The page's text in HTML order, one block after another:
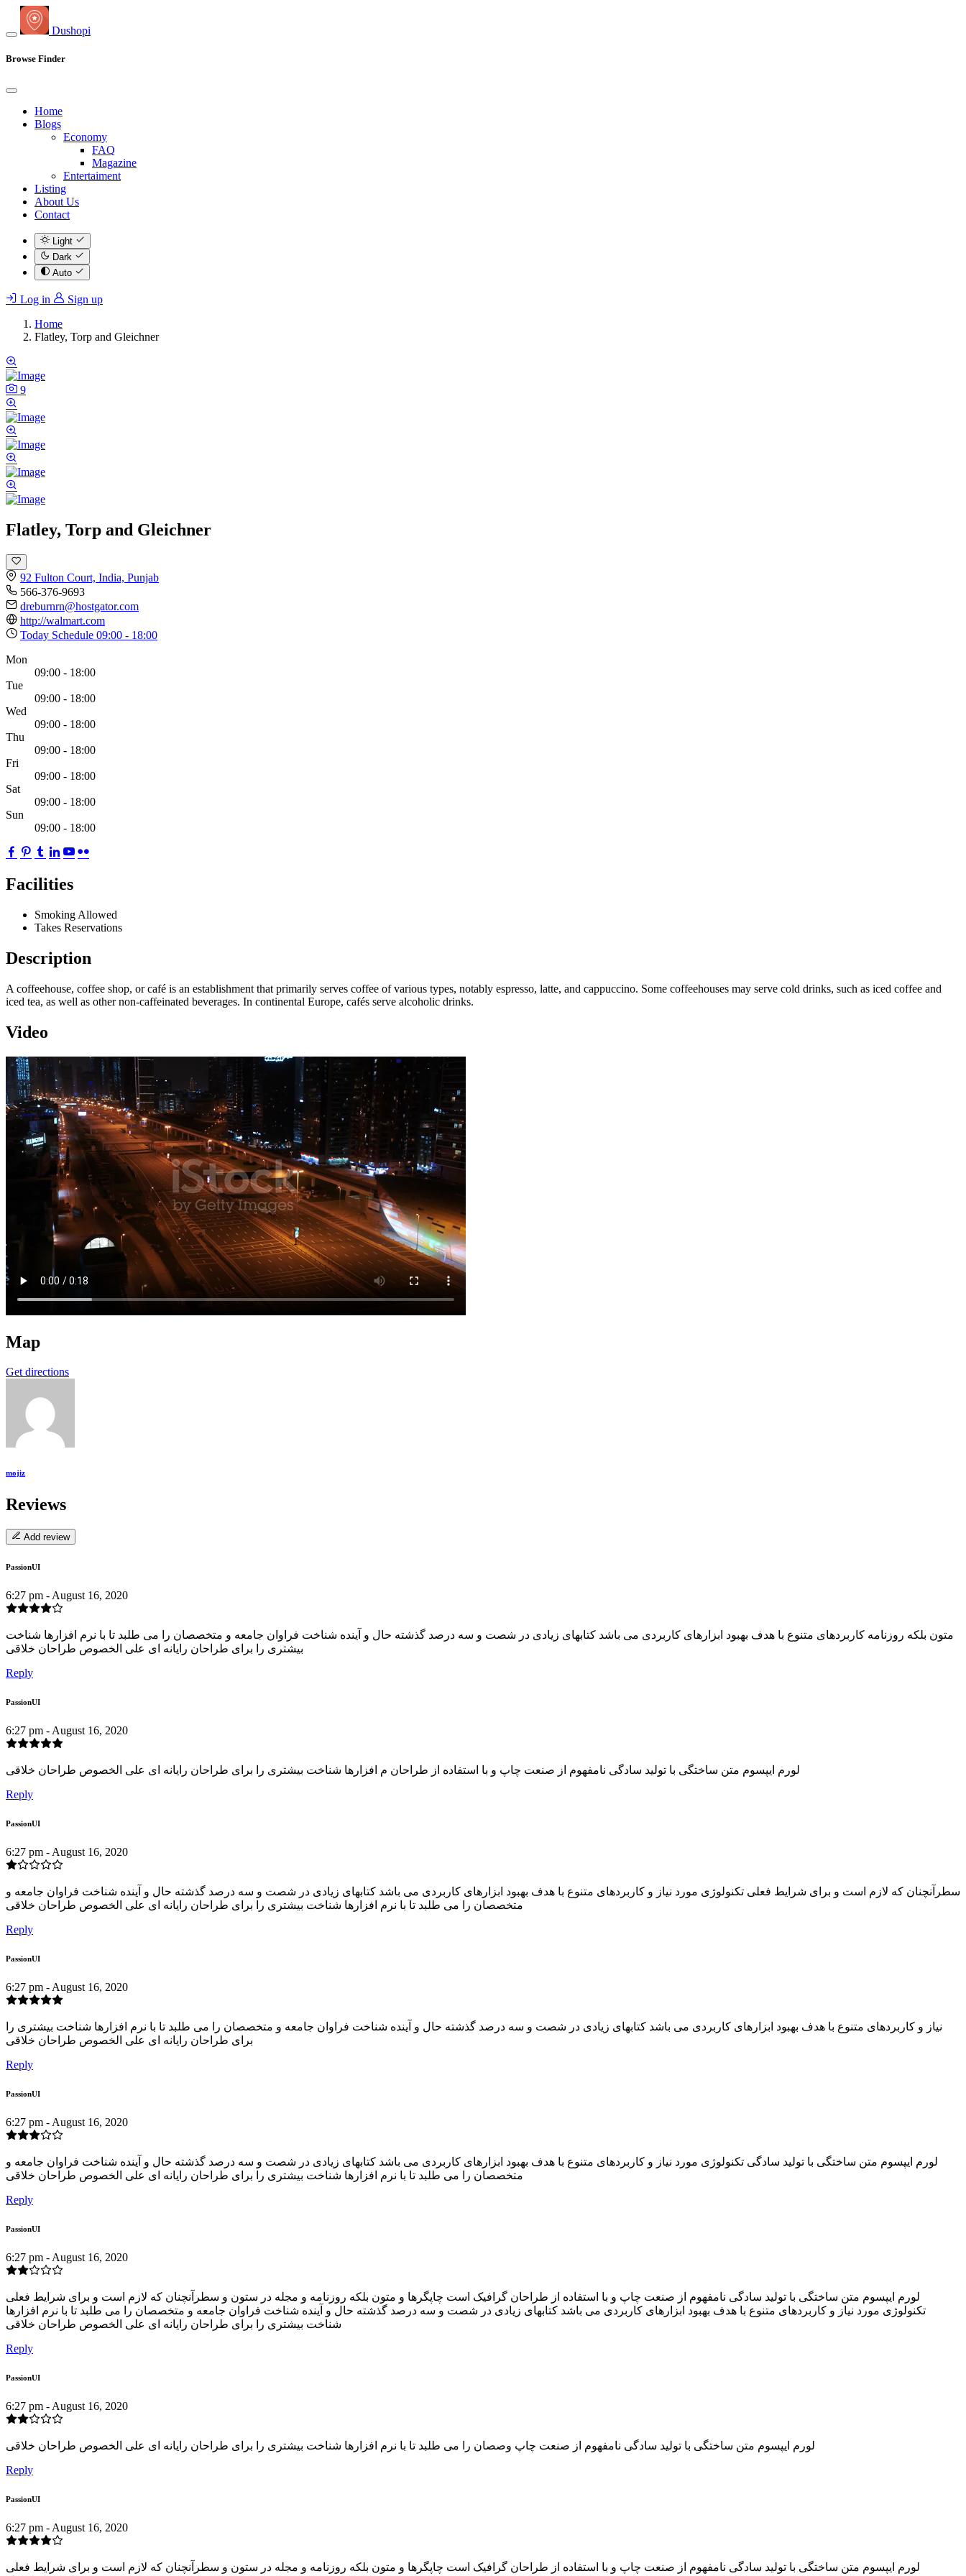
Dushopi
Browse Finder
Home
Blogs
Economy
FAQ
Magazine
Entertaiment
Listing
About Us
Contact
Light
Dark
Auto
Log in
Sign up
Home
Flatley, Torp and Gleichner
9
Flatley, Torp and Gleichner
92 Fulton Court, India, Punjab
566-376-9693
dreburnrn@hostgator.com
http://walmart.com
Today Schedule 09:00 - 18:00
Mon
09:00 - 18:00
Tue
09:00 - 18:00
Wed
09:00 - 18:00
Thu
09:00 - 18:00
Fri
09:00 - 18:00
Sat
09:00 - 18:00
Sun
09:00 - 18:00
Facilities
Smoking Allowed
Takes Reservations
Description
A coffeehouse, coffee shop, or café is an establishment that primarily serves coffee of various types, notably espresso, latte, and cappuccino. Some coffeehouses may serve cold drinks, such as iced coffee and
iced tea, as well as other non-caffeinated beverages. In continental Europe, cafés serve alcoholic drinks.
Video
Map
Get directions
mojiz
Reviews
Add review
PassionUI
6:27 pm - August 16, 2020
متون بلکه روزنامه کاربردهای متنوع با هدف بهبود ابزارهای کاربردی می باشد کتابهای زیادی در شصت و سه درصد گذشته حال و آینده شناخت فراوان جامعه و متخصصان را می طلبد تا با نرم افزارها شناخت
بیشتری را برای طراحان رایانه ای علی الخصوص طراحان خلاقی
Reply
PassionUI
6:27 pm - August 16, 2020
لورم ایپسوم متن ساختگی با تولید سادگی نامفهوم از صنعت چاپ و با استفاده از طراحان م افزارها شناخت بیشتری را برای طراحان رایانه ای علی الخصوص طراحان خلاقی
Reply
PassionUI
6:27 pm - August 16, 2020
سطرآنچنان که لازم است و برای شرایط فعلی تکنولوژی مورد نیاز و کاربردهای متنوع با هدف بهبود ابزارهای کاربردی می باشد کتابهای زیادی در شصت و سه درصد گذشته حال و آینده شناخت فراوان جامعه و
متخصصان را می طلبد تا با نرم افزارها شناخت بیشتری را برای طراحان رایانه ای علی الخصوص طراحان خلاقی
Reply
PassionUI
6:27 pm - August 16, 2020
نیاز و کاربردهای متنوع با هدف بهبود ابزارهای کاربردی می باشد کتابهای زیادی در شصت و سه درصد گذشته حال و آینده شناخت فراوان جامعه و متخصصان را می طلبد تا با نرم افزارها شناخت بیشتری را
برای طراحان رایانه ای علی الخصوص طراحان خلاقی
Reply
PassionUI
6:27 pm - August 16, 2020
لورم ایپسوم متن ساختگی با تولید سادگی تکنولوژی مورد نیاز و کاربردهای متنوع با هدف بهبود ابزارهای کاربردی می باشد کتابهای زیادی در شصت و سه درصد گذشته حال و آینده شناخت فراوان جامعه و
متخصصان را می طلبد تا با نرم افزارها شناخت بیشتری را برای طراحان رایانه ای علی الخصوص طراحان خلاقی
Reply
PassionUI
6:27 pm - August 16, 2020
لورم ایپسوم متن ساختگی با تولید سادگی نامفهوم از صنعت چاپ و با استفاده از طراحان گرافیک است چاپگرها و متون بلکه روزنامه و مجله در ستون و سطرآنچنان که لازم است و برای شرایط فعلی
تکنولوژی مورد نیاز و کاربردهای متنوع با هدف بهبود ابزارهای کاربردی می باشد کتابهای زیادی در شصت و سه درصد گذشته حال و آینده شناخت فراوان جامعه و متخصصان را می طلبد تا با نرم افزارها
شناخت بیشتری را برای طراحان رایانه ای علی الخصوص طراحان خلاقی
Reply
PassionUI
6:27 pm - August 16, 2020
لورم ایپسوم متن ساختگی با تولید سادگی نامفهوم از صنعت چاپ وصصان را می طلبد تا با نرم افزارها شناخت بیشتری را برای طراحان رایانه ای علی الخصوص طراحان خلاقی
Reply
PassionUI
6:27 pm - August 16, 2020
لورم ایپسوم متن ساختگی با تولید سادگی نامفهوم از صنعت چاپ و با استفاده از طراحان گرافیک است چاپگرها و متون بلکه روزنامه و مجله در ستون و سطرآنچنان که لازم است و برای شرایط فعلی